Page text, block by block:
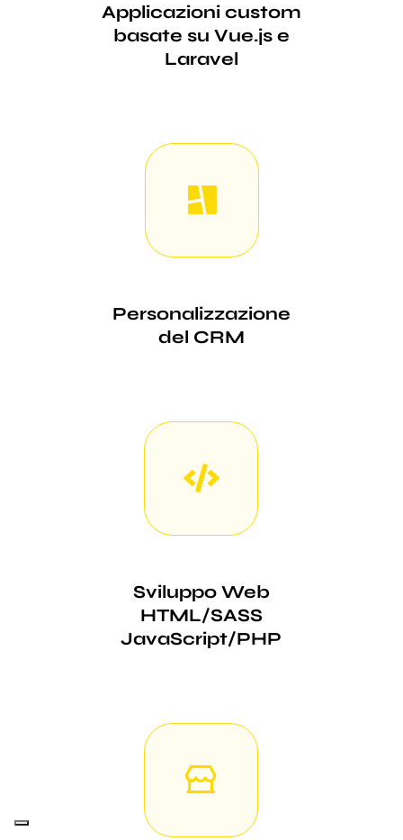
Applicazioni custom
basate su Vue.js e
Laravel
Personalizzazione
del CRM
Sviluppo Web
HTML/SASS
JavaScript/PHP